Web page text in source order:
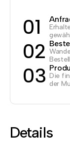
01
02
03 Die
der
Details